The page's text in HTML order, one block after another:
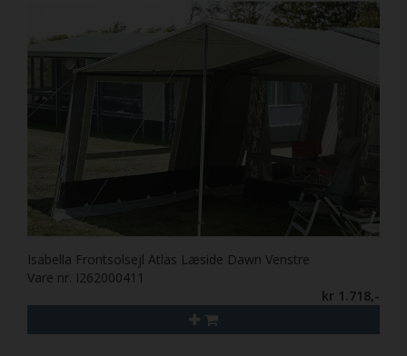
Isabella Frontsolsejl Atlas Læside Dawn Venstre
Vare nr. I262000411
kr 1.718,-